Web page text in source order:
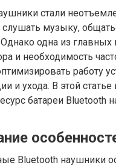
стали
музыку,
одна из
и необходимость
работу
и ухода. В этой
батареи Bluetooth
Bluetooth наушники